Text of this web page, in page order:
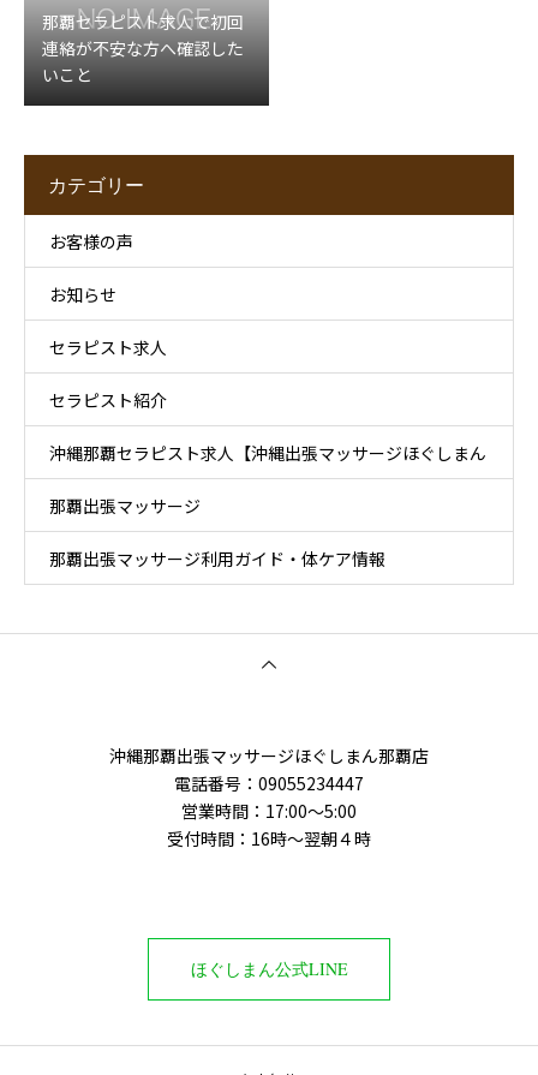
那覇セラピスト求人で初回
連絡が不安な方へ確認した
いこと
カテゴリー
お客様の声
お知らせ
セラピスト求人
セラピスト紹介
沖縄那覇セラピスト求人【沖縄出張マッサージほぐしまん
那覇店】
那覇出張マッサージ
那覇出張マッサージ利用ガイド・体ケア情報
沖縄那覇出張マッサージほぐしまん那覇店
電話番号‭：09055234447
営業時間：17:00～5:00
受付時間：16時〜翌朝４時
ほぐしまん公式LINE